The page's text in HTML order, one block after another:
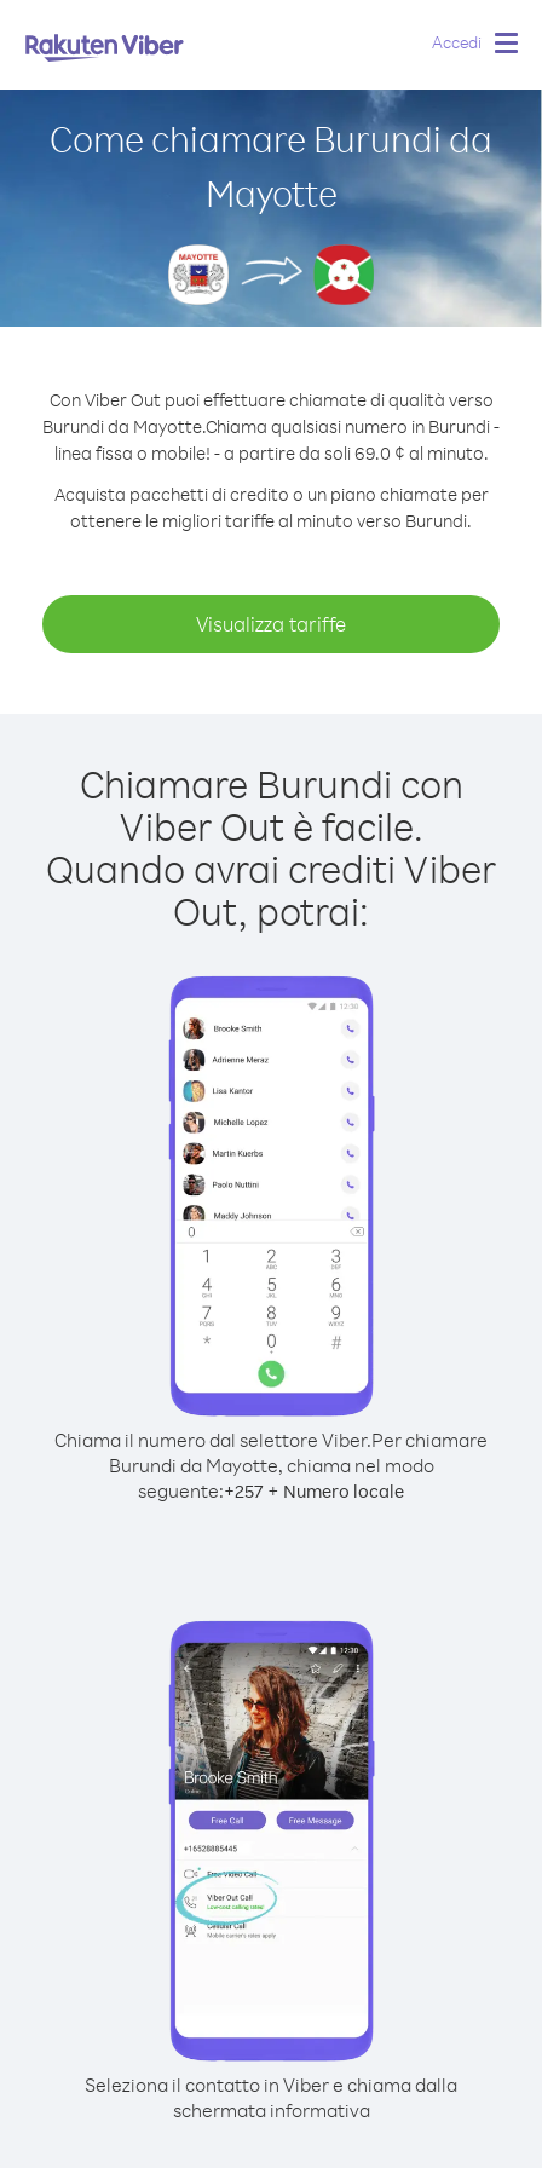
Accedi
Come chiamare Burundi da
Mayotte
Con Viber Out puoi effettuare chiamate di qualità verso
Burundi da Mayotte.Chiama qualsiasi numero in Burundi -
linea fissa o mobile! - a partire da soli 69.0 ¢ al minuto.
Acquista pacchetti di credito o un piano chiamate per
ottenere le migliori tariffe al minuto verso Burundi.
Visualizza tariffe
Chiamare Burundi con
Viber Out è facile.
Quando avrai crediti Viber
Out, potrai:
Chiama il numero dal selettore Viber.Per chiamare
Burundi da Mayotte, chiama nel modo
seguente:+257 + Numero locale
Seleziona il contatto in Viber e chiama dalla
schermata informativa